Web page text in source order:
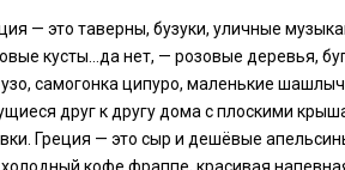
— это таверны, бузуки, уличные
кусты…да нет, — розовые деревья,
узо, самогонка ципуро, маленькие
друг к другу дома с плоскими
Греция — это сыр и дешёвые